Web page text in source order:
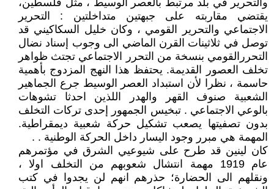
والتحرير في بلد مرتبط بالعصر الوسيط ، مثل فلسطين،
يقتضي مقاربته على جبهتين متداخلتين : التحرير
الاجتماعي والتحرير القومي ، وكان خليل السكاكيني قد
توصل في ثلاثينات القرن الماضي الى وجوب إسناد نضال
التحررالقومي بنسخة من التحرر الاجتماعي تجتث ظواهر
تخلف العصور القديمة. يحتفظ هذا النهج المزدوج بأهمية
حاسمة ، نظرا لأن استبداد العصر الوسيط جرع الجماهير
الشعبية صنوف القهر والهدر اللذين احدثا تشوهات
بالوعي الاجتماعي . تبخيس الجمهور إحدى تركات التخلف
بدون تصفيتها يصعب تشكيل حركة شعبية ديمقراطية.
المهمة هي مبرر وجود اليسار داخل الحركة الوطنية . .
كان لينين قد طرح على شيوعيي الشرق في مؤتمرهم
عام 1919 مهمة انتشال شعوبهم من التخلف اولا ،
ونقلهم الى الحضارة؛ حذرهم انهم لن يجدوا في كتب